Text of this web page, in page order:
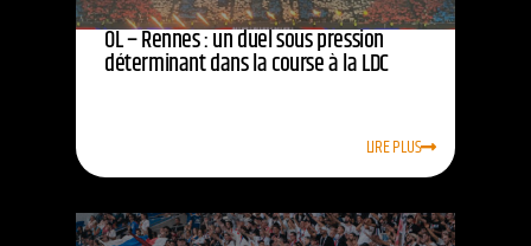
OL – Rennes : un duel sous pression
déterminant dans la course à la LDC
LIRE PLUS